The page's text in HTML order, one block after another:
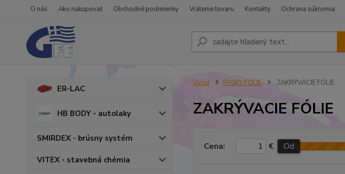
O nás Ako nakupovať Obchodné podmienky Vrátenie tovaru Kontakty Ochrana súkromia
ER-LAC
HB BODY - autolaky
SMIRDEX - brúsny systém
VITEX - stavebná chémia
Úvod PÁSKY FÓLIE ZAKRÝVACIE FÓLIE
ZAKRÝVACIE FÓLIE
Cena: € Od